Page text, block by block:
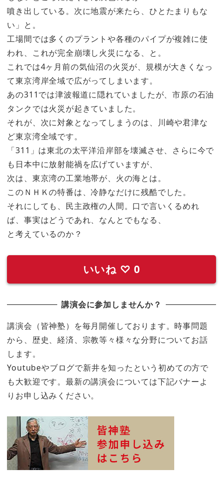
噴き出している。次に地震が来たら、ひとたまりもな
い」と。
工場間では多くのプラントや各種のパイプが複雑に使
われ、これが完全崩壊し火災になる、と。
これでは4ヶ月前の気仙沼の火災が、規模が大きくなっ
て東京湾岸全域で広がってしまいます。
あの311では津波報道に隠れていましたが、市原の石油
タンクでは火災が起きていました。
それが、次に対象となってしまうのは、川崎や君津な
ど東京湾全域です。
「311」は東北の太平洋沿岸部を壊滅させ、さらに今で
も日本中に放射能禍を広げていますが、
次は、東京湾の工業地帯が、火の海とは。
このＮＨＫの特番は、冷静なだけに残酷でした。
それにしても、民主政権の人間。口で言いくるめれ
ば、事実はどうであれ、なんとでもなる、
と考えているのか？
いいね ♡ 0
講演会に参加しませんか？
講演会（皆神塾）を毎月開催しております。時事問題
から、歴史、経済、宗教等々様々な分野についてお話
します。
Youtubeやブログで新井を知ったという初めての方で
も大歓迎です。最新の講演会については下記バナーよ
りお申し込みください。